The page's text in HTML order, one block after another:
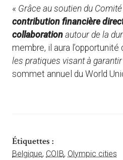
« Grâce au soutien du
contribution financière
collaboration autour de la
membre, il aura l’opportunité
les pratiques visant à
sommet annuel du World
Étiquettes :
Belgique, COIB, Olympic cities